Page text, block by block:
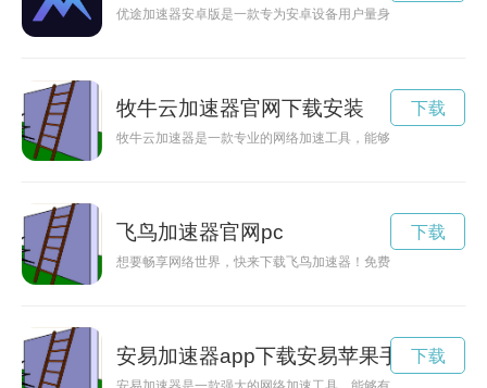
优途加速器安卓版是一款专为安卓设备用户量身定制的网络加
牧牛云加速器官网下载安装
牧牛云加速器是一款专业的网络加速工具，能够有效提升用户
下载
飞鸟加速器官网pc
想要畅享网络世界，快来下载飞鸟加速器！免费下载，帮助你
下载
安易加速器app下载安易苹果手机下载